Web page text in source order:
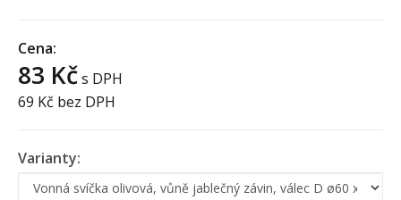
Cena:
83 Kčs DPH
69 Kč bez DPH
Varianty: